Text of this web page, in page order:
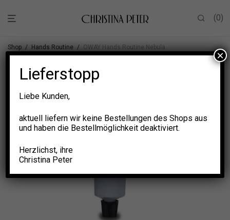
0
Shop / Hands Routine / OWAY Hands Routine Nebula
Lieferstopp
Liebe Kunden,
aktuell liefern wir keine Bestellungen des Shops aus
und haben die Bestellmöglichkeit deaktiviert.
Herzlichst, ihre
Christina Peter
×